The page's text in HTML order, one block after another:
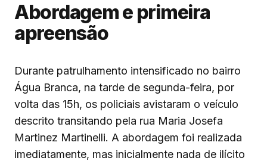
Abordagem e primeira
apreensão
Durante patrulhamento intensificado no bairro
Água Branca, na tarde de segunda-feira, por
volta das 15h, os policiais avistaram o veículo
descrito transitando pela rua Maria Josefa
Martinez Martinelli. A abordagem foi realizada
imediatamente, mas inicialmente nada de ilícito